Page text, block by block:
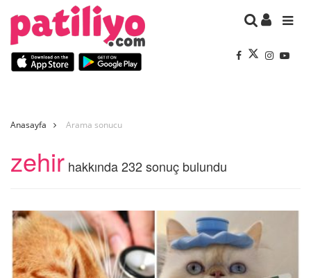
Anasayfa Arama sonucu
zehir hakkında 232 sonuç bulundu